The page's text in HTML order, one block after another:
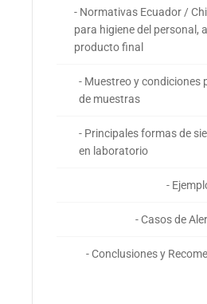
- Normativas Ecuador /
para higiene del personal,
producto final
- Muestreo y condiciones
de muestras
- Principales formas de
en laboratorio
-
- Casos de
- Conclusiones y